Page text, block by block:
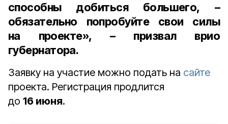
способны добиться большего, –
обязательно попробуйте свои силы
на проекте», – призвал врио
губернатора.
Заявку на участие можно подать на сайте
проекта. Регистрация продлится
до 16 июня.